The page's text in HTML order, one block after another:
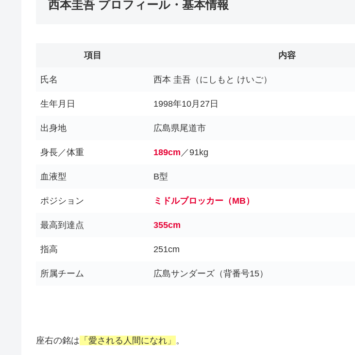
西本圭吾 プロフィール・基本情報
項目 内容
氏名 西本 圭吾（にしもと けいご）
生年月日 1998年10月27日
出身地 広島県尾道市
身長／体重 189cm ／91kg
血液型 B型
ポジション ミドルブロッカー（MB）
最高到達点 355cm
指高 251cm
所属チーム 広島サンダーズ（背番号15）
座右の銘は 「愛される人間になれ」 。